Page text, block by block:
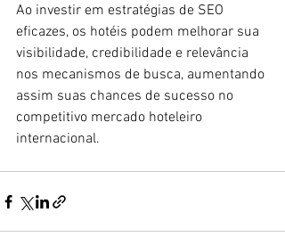
Ao investir em estratégias de SEO
eficazes, os hotéis podem melhorar sua
visibilidade, credibilidade e relevância
nos mecanismos de busca, aumentando
assim suas chances de sucesso no
competitivo mercado hoteleiro
internacional.